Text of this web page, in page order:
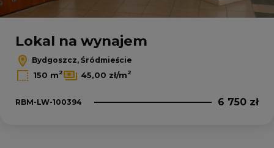
Lokal na wynajem
Bydgoszcz, Śródmieście
150 m2 45,00 zł/m2
RBM-LW-100394 6 750 zł